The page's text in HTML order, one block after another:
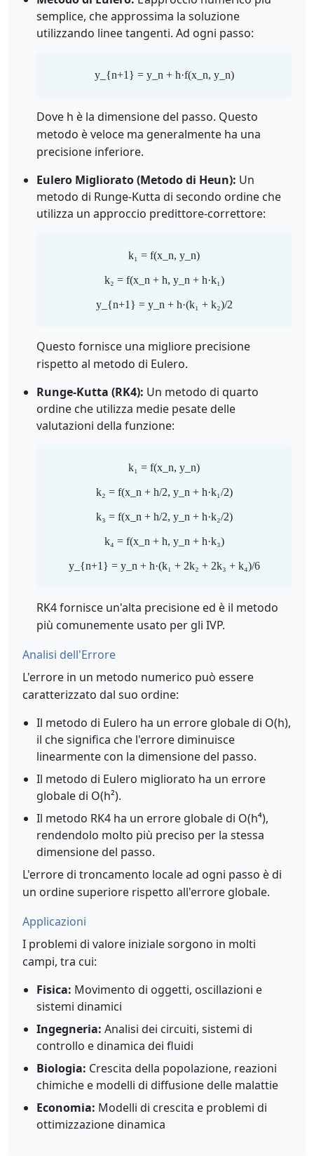
semplice, che approssima la soluzione
utilizzando linee tangenti. Ad ogni passo:
y_{n+1} = y_n + h·f(x_n, y_n)
Dove h è la dimensione del passo. Questo
metodo è veloce ma generalmente ha una
precisione inferiore.
Eulero Migliorato (Metodo di Heun): Un
metodo di Runge-Kutta di secondo ordine che
utilizza un approccio predittore-correttore:
k₁ = f(x_n, y_n)
k₂ = f(x_n + h, y_n + h·k₁)
y_{n+1} = y_n + h·(k₁ + k₂)/2
Questo fornisce una migliore precisione
rispetto al metodo di Eulero.
Runge-Kutta (RK4): Un metodo di quarto
ordine che utilizza medie pesate delle
valutazioni della funzione:
k₁ = f(x_n, y_n)
k₂ = f(x_n + h/2, y_n + h·k₁/2)
k₃ = f(x_n + h/2, y_n + h·k₂/2)
k₄ = f(x_n + h, y_n + h·k₃)
y_{n+1} = y_n + h·(k₁ + 2k₂ + 2k₃ + k₄)/6
RK4 fornisce un'alta precisione ed è il metodo
più comunemente usato per gli IVP.
Analisi dell'Errore
L'errore in un metodo numerico può essere
caratterizzato dal suo ordine:
Il metodo di Eulero ha un errore globale di O(h),
il che significa che l'errore diminuisce
linearmente con la dimensione del passo.
Il metodo di Eulero migliorato ha un errore
globale di O(h²).
Il metodo RK4 ha un errore globale di O(h⁴),
rendendolo molto più preciso per la stessa
dimensione del passo.
L'errore di troncamento locale ad ogni passo è di
un ordine superiore rispetto all'errore globale.
Applicazioni
I problemi di valore iniziale sorgono in molti
campi, tra cui:
Fisica: Movimento di oggetti, oscillazioni e
sistemi dinamici
Ingegneria: Analisi dei circuiti, sistemi di
controllo e dinamica dei fluidi
Biologia: Crescita della popolazione, reazioni
chimiche e modelli di diffusione delle malattie
Economia: Modelli di crescita e problemi di
ottimizzazione dinamica